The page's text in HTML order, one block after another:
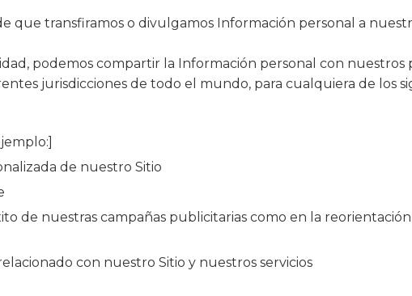
transfiramos o divulgamos Información personal a
podemos compartir la Información personal con nuestros
jurisdicciones de todo el mundo, para cualquiera de los
de nuestro Sitio
de nuestras campañas publicitarias como en la
con nuestro Sitio y nuestros servicios